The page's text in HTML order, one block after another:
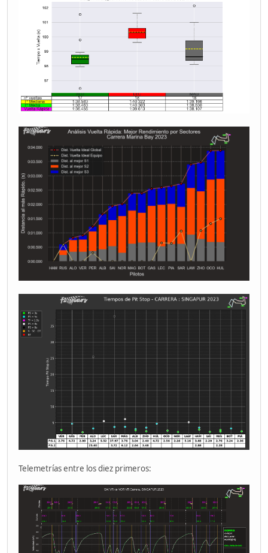
Telemetrías entre los diez primeros: